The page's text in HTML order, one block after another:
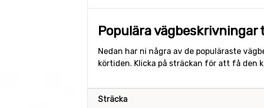
Populära vägbeskrivningar
Nedan har ni några av de populäraste
körtiden. Klicka på sträckan för att få den
Sträcka